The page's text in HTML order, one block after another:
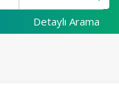
Detaylı Arama